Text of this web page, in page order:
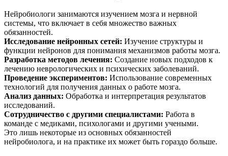
Нейробиологи занимаются изучением мозга и нервной
системы, что включает в себя множество важных
обязанностей.
Исследование нейронных сетей: Изучение структуры и
функции нейронов для понимания механизмов работы мозга.
Разработка методов лечения: Создание новых подходов к
лечению неврологических и психических заболеваний.
Проведение экспериментов: Использование современных
технологий для получения данных о работе мозга.
Анализ данных: Обработка и интерпретация результатов
исследований.
Сотрудничество с другими специалистами: Работа в
команде с медиками, психологами и другими учеными.
Это лишь некоторые из основных обязанностей
нейробиолога, и на практике их может быть гораздо больше.